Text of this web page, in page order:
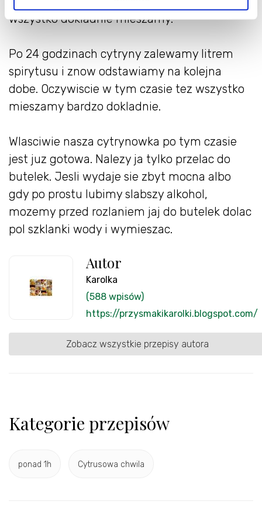
wszystko dokladnie mieszamy.
Po 24 godzinach cytryny zalewamy litrem
spirytusu i znow odstawiamy na kolejna
dobe. Oczywiscie w tym czasie tez wszystko
mieszamy bardzo dokladnie.
Wlasciwie nasza cytrynowka po tym czasie
jest juz gotowa. Nalezy ja tylko przelac do
butelek. Jesli wydaje sie zbyt mocna albo
gdy po prostu lubimy slabszy alkohol,
mozemy przed rozlaniem jaj do butelek dolac
pol szklanki wody i wymieszac.
Autor
Karolka
(588 wpisów)
https://przysmakikarolki.blogspot.com/
Zobacz wszystkie przepisy autora
Kategorie przepisów
ponad 1h Cytrusowa chwila